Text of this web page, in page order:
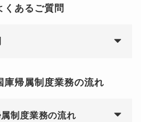
くあるご質問
庫帰属制度業務の流れ
制度業務の流れ